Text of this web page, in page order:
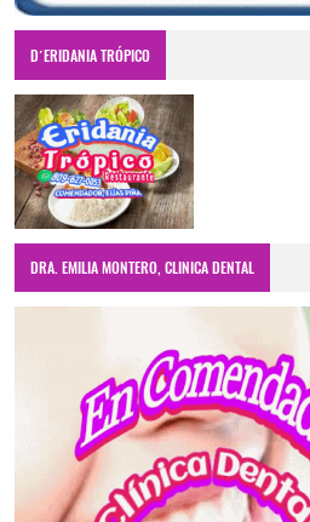
D´ERIDANIA TRÓPICO
DRA. EMILIA MONTERO, CLINICA DENTAL